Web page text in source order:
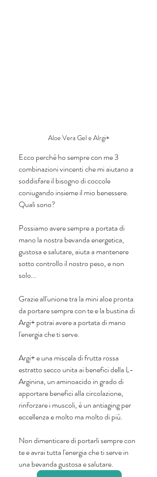
Aloe Vera Gel e Alrgi+
Ecco perché ho sempre con me 3
combinazioni vincenti che mi aiutano a
soddisfare il bisogno di coccole
coniugando insieme il mio benessere.
Quali sono?
Possiamo avere sempre a portata di
mano la nostra bevanda energetica,
gustosa e salutare, aiuta a mantenere
sotto controllo il nostro peso, e non
solo...
Grazie all'unione tra la mini aloe pronta
da portare sempre con te e la bustina di
Argi+ potrai avere a portata di mano
l'energia che ti serve.
Argi+ e una miscela di frutta rossa
estratto secco unita ai benefici della L-
Arginina, un aminoacido in grado di
apportare benefici alla circolazione,
rinforzare i muscoli, è un antiaging per
eccellenza e molto ma molto di più.
Non dimenticare di portarli sempre con
te e avrai tutta l'energia che ti serve in
una bevanda gustosa e salutare.